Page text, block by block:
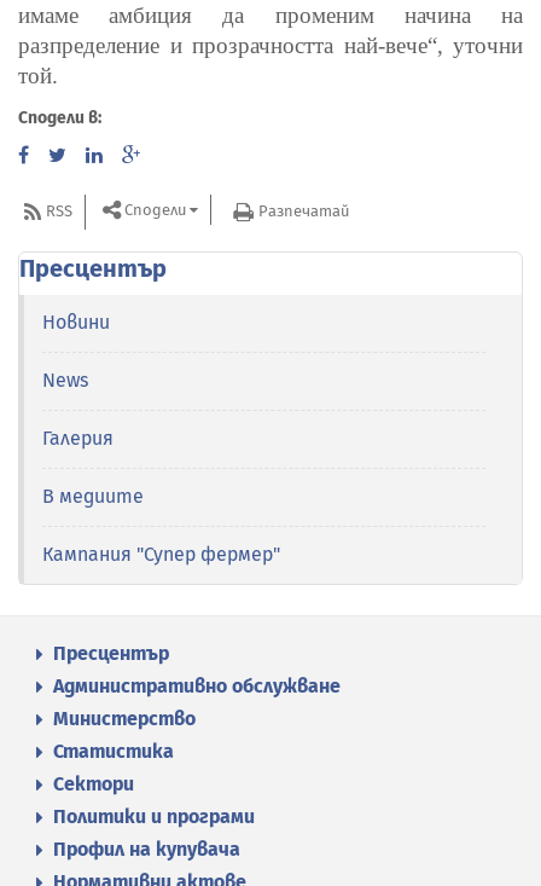
имаме амбиция да променим начина на
разпределение и прозрачността най-вече“, уточни
той.
Сподели в:
RSS Сподели Разпечатай
Пресцентър
Новини
News
Галерия
В медиите
Кампания "Супер фермер"
Пресцентър
Административно обслужване
Министерство
Статистика
Сектори
Политики и програми
Профил на купувача
Нормативни актове